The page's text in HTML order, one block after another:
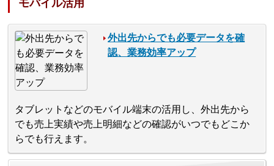
モバイル活用
外出先からでも必要データを確
認、業務効率アップ
タブレットなどのモバイル端末の活用し、外出先から
でも売上実績や売上明細などの確認がいつでもどこか
らでも行えます。